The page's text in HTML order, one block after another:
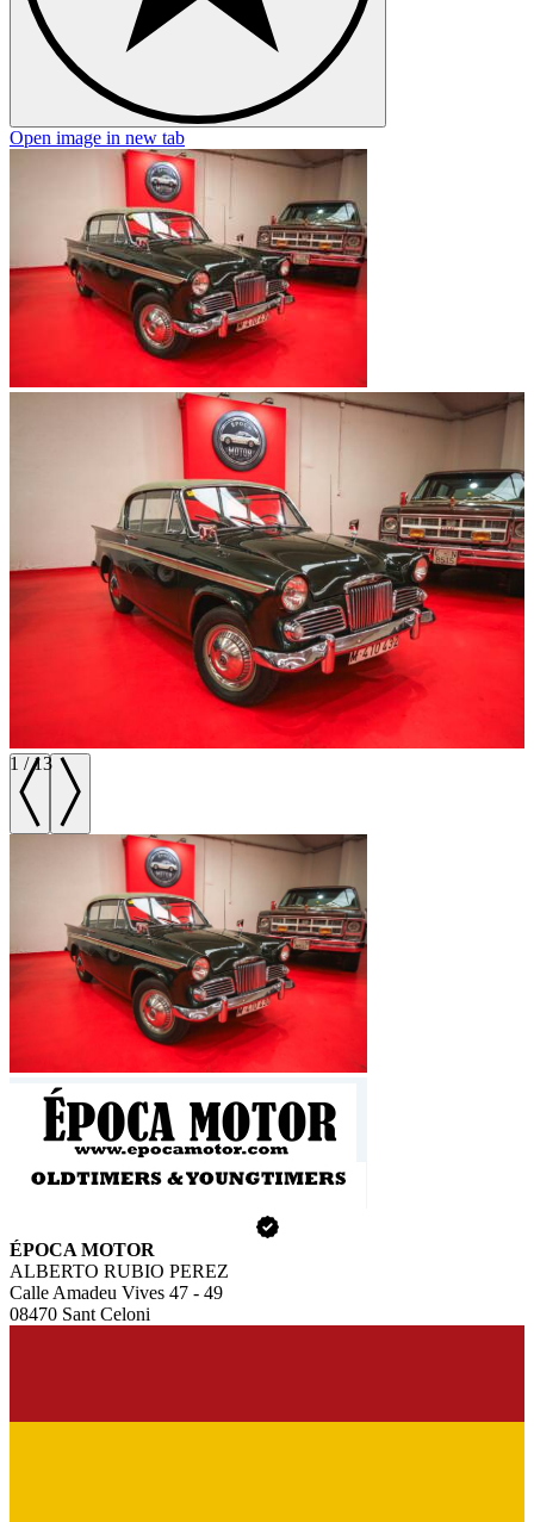
Open image in new tab
1 /13
ÉPOCA MOTOR
ALBERTO RUBIO PEREZ
Calle Amadeu Vives 47 - 49
08470 Sant Celoni